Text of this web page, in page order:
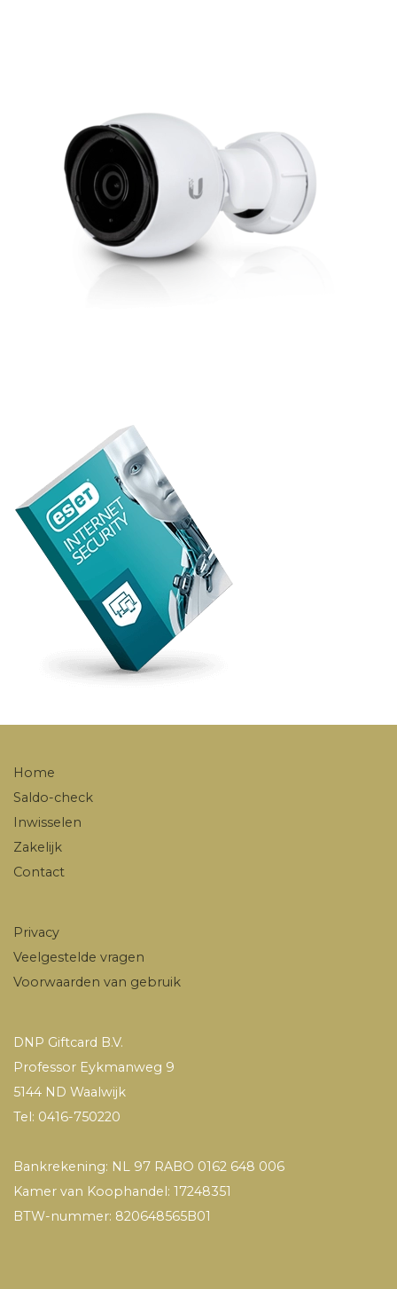
Home
Saldo-check
Inwisselen
Zakelijk
Contact
Privacy
Veelgestelde vragen
Voorwaarden van gebruik
DNP Giftcard B.V.
Professor Eykmanweg 9
5144 ND Waalwijk
Tel: 0416-750220
Bankrekening: NL 97 RABO 0162 648 006
Kamer van Koophandel: 17248351
BTW-nummer: 820648565B01